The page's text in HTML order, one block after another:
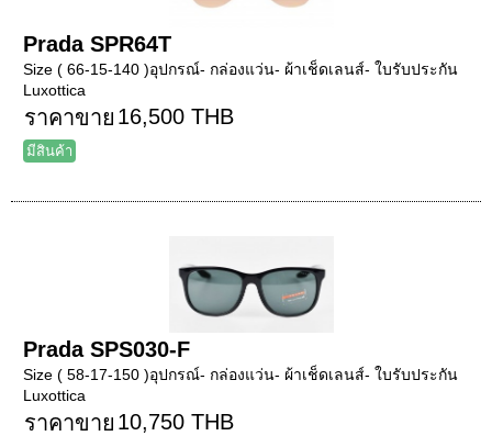
Prada SPR64T
Size ( 66-15-140 )อุปกรณ์- กล่องแว่น- ผ้าเช็ดเลนส์- ใบรับประกัน
Luxottica
ราคาขาย 16,500 THB
มีสินค้า
Prada SPS030-F
Size ( 58-17-150 )อุปกรณ์- กล่องแว่น- ผ้าเช็ดเลนส์- ใบรับประกัน
Luxottica
ราคาขาย 10,750 THB